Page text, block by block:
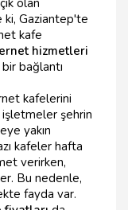
olan
ki, Gaziantep'te
kafe
hizmetleri
bağlantı
kafelerini
işletmeler şehrin
yakın
kafeler hafta
verirken,
Bu nedenle,
fayda var.